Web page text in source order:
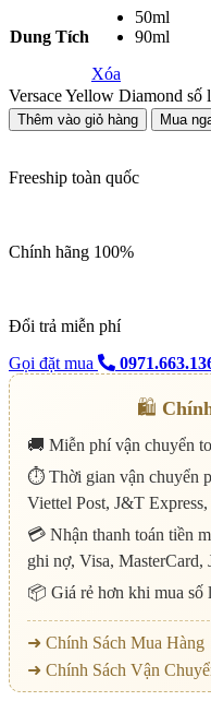
Dung Tích
50ml
90ml
Xóa
Versace Yellow Diamond số
Thêm vào giỏ hàng Mua
Freeship toàn quốc
Chính hãng 100%
Đổi trả miễn phí
Gọi đặt mua
🛍️
🚚 Miễn phí vận chuyển
⏱️ Thời gian vận chuyển
Viettel Post, J&T Express,
💳 Nhận thanh toán tiền
ghi nợ, Visa, MasterCard,
📦 Giá rẻ hơn khi mua số
➜ Chính Sách Mua Hàng
➜ Chính Sách Vận